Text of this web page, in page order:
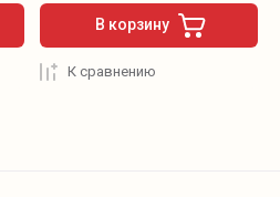
В корзину
К сравнению